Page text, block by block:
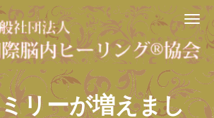
リーが増えまし